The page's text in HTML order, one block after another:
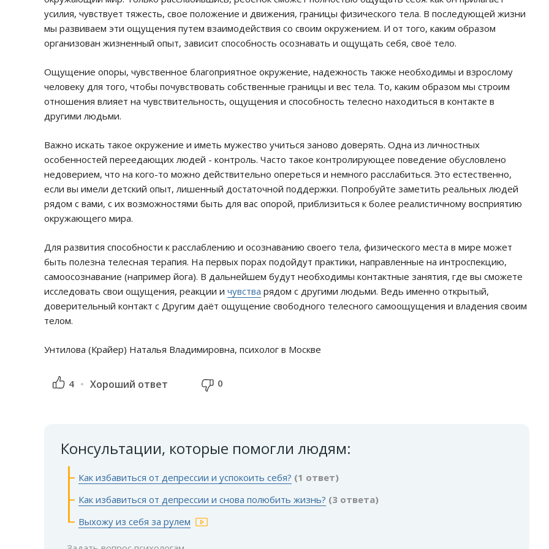
усилия, чувствует тяжесть, свое положение и движения, границы физического тела. В последующей жизни
мы развиваем эти ощущения путем взаимодействия со своим окружением. И от того, каким образом
организован жизненный опыт, зависит способность осознавать и ощущать себя, своё тело.
Ощущение опоры, чувственное благоприятное окружение, надежность также необходимы и взрослому
человеку для того, чтобы почувствовать собственные границы и вес тела. То, каким образом мы строим
отношения влияет на чувствительность, ощущения и способность телесно находиться в контакте в
другими людьми.
Важно искать такое окружение и иметь мужество учиться заново доверять. Одна из личностных
особенностей переедающих людей - контроль. Часто такое контролирующее поведение обусловлено
недоверием, что на кого-то можно действительно опереться и немного расслабиться. Это естественно,
если вы имели детский опыт, лишенный достаточной поддержки. Попробуйте заметить реальных людей
рядом с вами, с их возможностями быть для вас опорой, приблизиться к более реалистичному восприятию
окружающего мира.
Для развития способности к расслаблению и осознаванию своего тела, физического места в мире может
быть полезна телесная терапия. На первых порах подойдут практики, направленные на интроспекцию,
самоосознавание (например йога). В дальнейшем будут необходимы контактные занятия, где вы сможете
исследовать свои ощущения, реакции и чувства рядом с другими людьми. Ведь именно открытый,
доверительный контакт с Другим даёт ощущение свободного телесного самоощущения и владения своим
телом.
Унтилова (Крайер) Наталья Владимировна, психолог в Москве
4 Хороший ответ 0
Консультации, которые помогли людям:
Как избавиться от депрессии и успокоить себя? (1 ответ)
Как избавиться от депрессии и снова полюбить жизнь? (3 ответа)
Выхожу из себя за рулем